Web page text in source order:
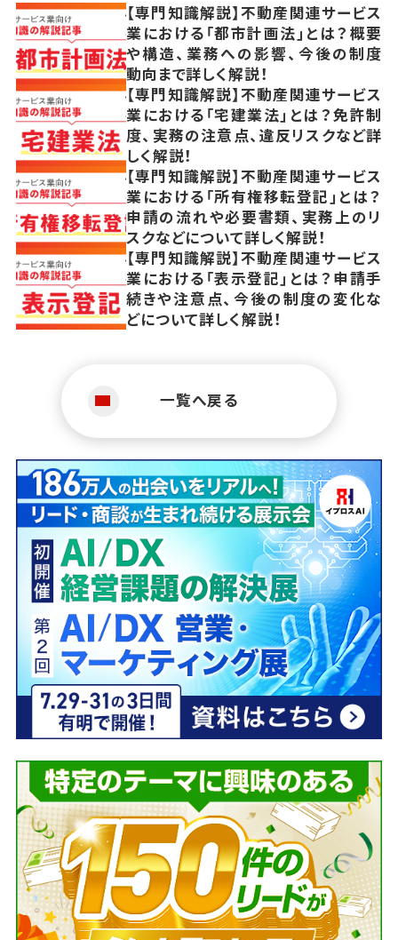
【専門知識解説】不動産関連サービス
業における「都市計画法」とは？概要
や構造、業務への影響、今後の制度
動向まで詳しく解説！
【専門知識解説】不動産関連サービス
業における「宅建業法」とは？免許制
度、実務の注意点、違反リスクなど詳
しく解説！
【専門知識解説】不動産関連サービス
業における「所有権移転登記」とは？
申請の流れや必要書類、実務上のリ
スクなどについて詳しく解説！
【専門知識解説】不動産関連サービス
業における「表示登記」とは？申請手
続きや注意点、今後の制度の変化な
どについて詳しく解説！
一覧へ戻る